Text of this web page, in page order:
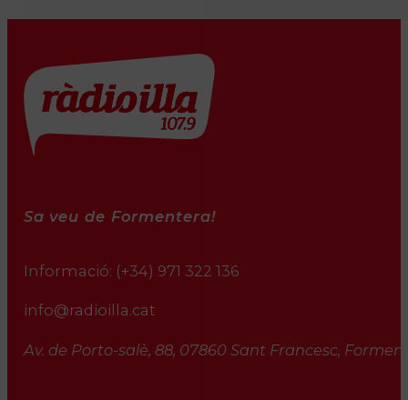
Sa veu de Formentera!
Informació: (+34) 971 322 136
info@radioilla.cat
Av. de Porto-salè, 88, 07860 Sant Francesc,